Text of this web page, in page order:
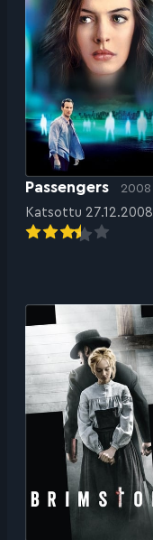
Passengers 2008
Katsottu 27.12.2008